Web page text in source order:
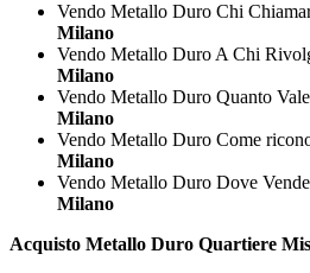
Vendo Metallo Duro Chi
Milano
Vendo Metallo Duro A Chi
Milano
Vendo Metallo Duro Quanto Vale
Milano
Vendo Metallo Duro Come
Milano
Vendo Metallo Duro Dove
Milano
Acquisto Metallo Duro Quartiere